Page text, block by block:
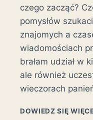
czego zacząć?
pomysłów
znajomych a
wiadomościach
brałam udział w
ale również
wieczorach
DOWIEDZ SIĘ